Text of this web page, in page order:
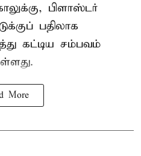
பிளாஸ்டர்
பதிலாக
கட்டிய சம்பவம்
More